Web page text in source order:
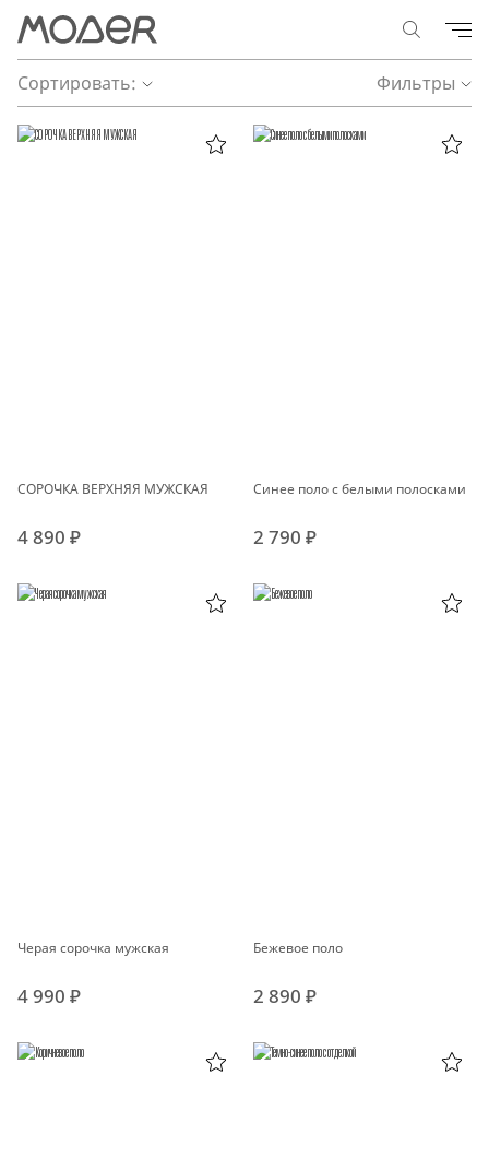
Сортировать: Фильтры
СОРОЧКА ВЕРХНЯЯ МУЖСКАЯ
4 890 ₽
Синее поло с белыми полосками
2 790 ₽
Черая сорочка мужская
4 990 ₽
Бежевое поло
2 890 ₽